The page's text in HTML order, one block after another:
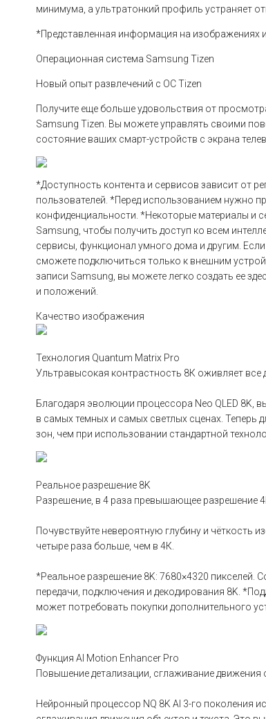
минимума, а ультратонкий профиль устраняет
*Представленная информация на изображениях
Операционная система Samsung Tizen
Новый опыт развлечений с ОС Tizen
Получите еще больше удовольствия от
Samsung Tizen. Вы можете управлять своими
состояние ваших смарт-устройств с экрана
*Доступность контента и сервисов зависит от
пользователей. *Перед использованием нужно
конфиденциальности. *Некоторые материалы и
Samsung, чтобы получить доступ ко всем
сервисы, функционал умного дома и другим.
сможете подключиться только к внешним
записи Samsung, вы можете легко создать ее
и положений.
Качество изображения
Технология Quantum Matrix Pro
Ультравысокая контрастность 8К оживляет все
Благодаря эволюции процессора Neo QLED 8K,
в самых темных и самых светлых сценах. Теперь
зон, чем при использовании стандартной
Реальное разрешение 8K
Разрешение, в 4 раза превышающее разрешение
Почувствуйте невероятную глубину и чёткость
четыре раза больше, чем в 4К.
*Реальное разрешение 8K: 7680×4320 пикселей.
передачи, подключения и декодирования 8K.
может потребовать покупки дополнительного
Функция AI Motion Enhancer Pro
Повышение детализации, сглаживание движения
Нейронный процессор NQ 8K AI 3-го поколения